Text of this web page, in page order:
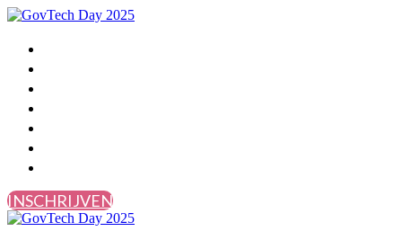
INSCHRIJVEN